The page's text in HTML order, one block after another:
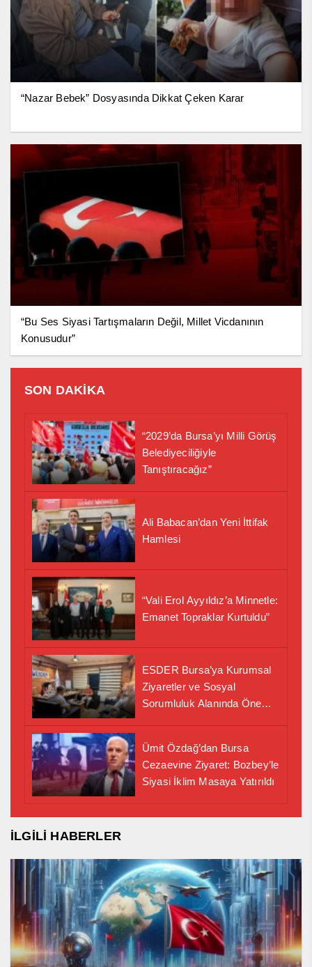
“Nazar Bebek” Dosyasında Dikkat Çeken Karar
“Bu Ses Siyasi Tartışmaların Değil, Millet Vicdanının
Konusudur”
SON DAKİKA
“2029’da Bursa’yı Milli Görüş
Belediyeciliğiyle
Tanıştıracağız”
Ali Babacan’dan Yeni İttifak
Hamlesi
“Vali Erol Ayyıldız’a Minnetle:
Emanet Topraklar Kurtuldu”
ESDER Bursa’ya Kurumsal
Ziyaretler ve Sosyal
Sorumluluk Alanında Önemli
Ümit Özdağ’dan Bursa
Cezaevine Ziyaret: Bozbey’le
Siyasi İklim Masaya Yatırıldı
İLGİLİ HABERLER